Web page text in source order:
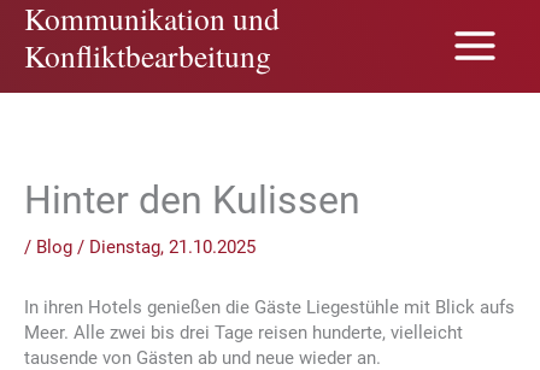
Zum
Inhalt
springen
Kommunikation und
Konfliktbearbeitung
Hinter den Kulissen
/ Blog / Dienstag, 21.10.2025
In ihren Hotels genießen die Gäste Liegestühle mit Blick aufs
Meer. Alle zwei bis drei Tage reisen hunderte, vielleicht
tausende von Gästen ab und neue wieder an.